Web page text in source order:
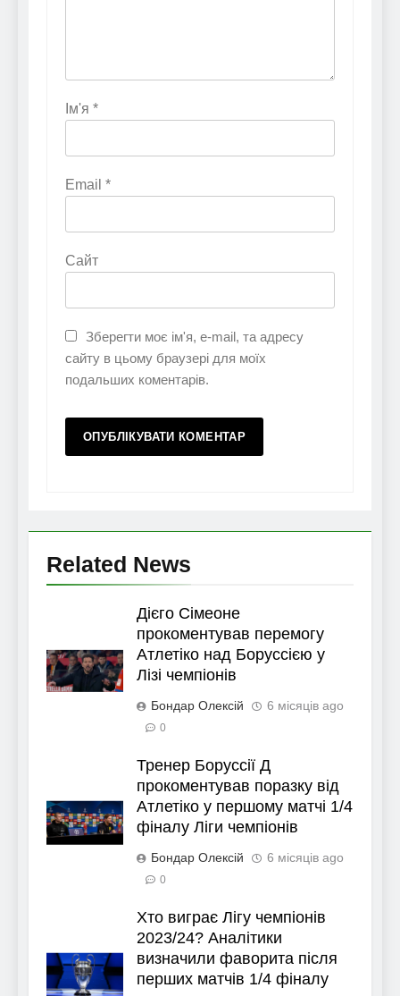
Ім'я *
Email *
Сайт
Зберегти моє ім'я, e-mail, та адресу
сайту в цьому браузері для моїх
подальших коментарів.
Related News
Дієго Сімеоне
прокоментував перемогу
Атлетіко над Боруссією у
Лізі чемпіонів
Бондар Олексій 6 місяців ago
0
Тренер Боруссії Д
прокоментував поразку від
Атлетіко у першому матчі 1/4
фіналу Ліги чемпіонів
Бондар Олексій 6 місяців ago
0
Хто виграє Лігу чемпіонів
2023/24? Аналітики
визначили фаворита після
перших матчів 1/4 фіналу